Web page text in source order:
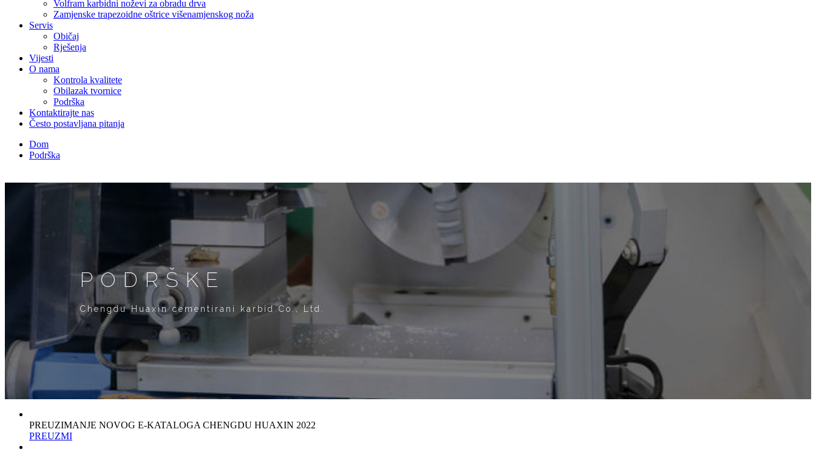
Volfram karbidni noževi za obradu drva
Zamjenske trapezoidne oštrice višenamjenskog noža
Servis
Običaj
Rješenja
Vijesti
O nama
Kontrola kvalitete
Obilazak tvornice
Podrška
Kontaktirajte nas
Često postavljana pitanja
Dom
Podrška
PODRŠKE
Chengdu Huaxin cementirani karbid Co., Ltd.
PREUZIMANJE NOVOG E-KATALOGA CHENGDU HUAXIN 2022
PREUZMI